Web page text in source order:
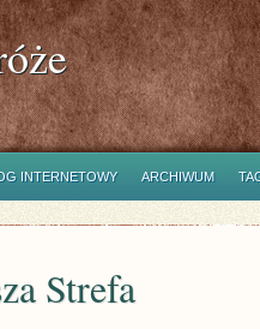
INTERNETOWY ARCHIWUM
Strefa